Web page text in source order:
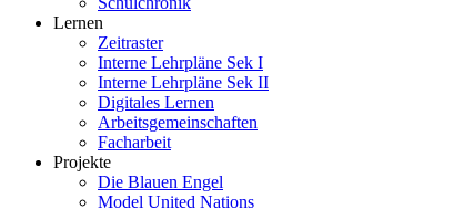
Lernen
Zeitraster
Interne Lehrpläne Sek I
Interne Lehrpläne Sek II
Digitales Lernen
Arbeitsgemeinschaften
Facharbeit
Projekte
Die Blauen Engel
Model United Nations